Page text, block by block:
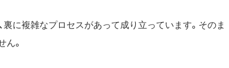
裏に複雑なプロセスがあって成り立っています。そのま
ん。